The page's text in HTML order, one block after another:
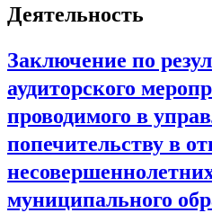
Деятельность
Заключение по
аудиторского
проводимого в
попечительству в
муниципального